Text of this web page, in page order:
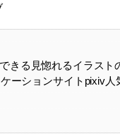
きる見惚れるイラスト
ーションサイトpixiv人